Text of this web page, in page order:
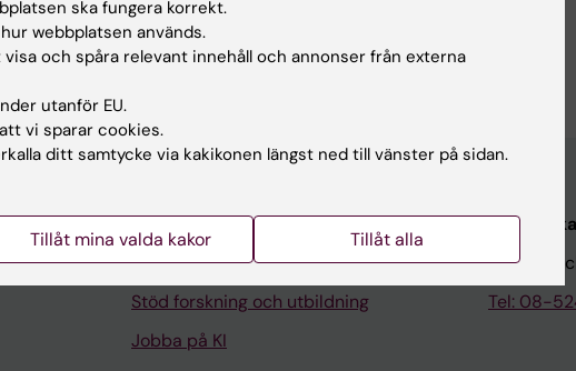
ledare i tolv år och kommer
en magisterexamen vid
Kontakta och besök KI
Universitetsbiblioteket
Stöd forskning och utbildning
Jobba på KI
171 77
Tel: 08-
ska fungera korrekt.
webbplatsen används.
och spåra relevant innehåll och annonser från externa
utanför EU.
vi sparar cookies.
ditt samtycke via kakikonen längst ned till vänster på sidan.
Tillåt mina valda kakor Tillåt alla